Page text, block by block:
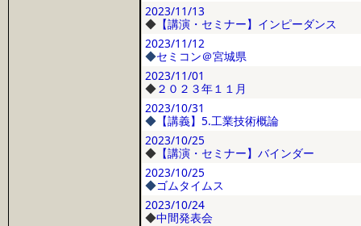
2023/11/13
◆ 【講演・セミナー】インピーダンス
2023/11/12
◆セミコン＠宮城県
2023/11/01
◆２０２３年１１月
2023/10/31
◆ 【講義】5.工業技術概論
2023/10/25
◆ 【講演・セミナー】バインダー
2023/10/25
◆ゴムタイムス
2023/10/24
◆中間発表会